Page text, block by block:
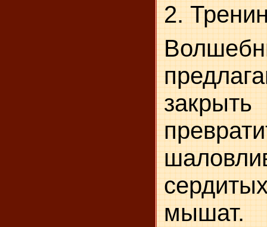
2.
мышат.